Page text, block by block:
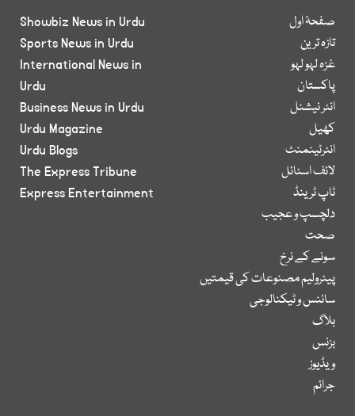
صفحۂ اول
تازہ ترین
غزہ لہو لہو
پاکستان
انٹر نیشنل
کھیل
انٹرٹینمنٹ
لائف اسٹائل
ٹاپ ٹرینڈ
دلچسپ و عجیب
صحت
سونے کے نرخ
پیٹرولیم مصنوعات کی قیمتیں
سائنس و ٹیکنالوجی
بلاگ
بزنس
ویڈیوز
جرائم
Showbiz News in Urdu
Sports News in Urdu
International News in
Urdu
Business News in Urdu
Urdu Magazine
Urdu Blogs
The Express Tribune
Express Entertainment